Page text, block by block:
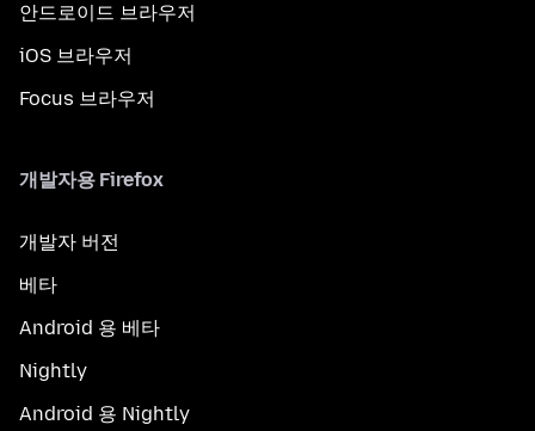
안드로이드 브라우저
iOS 브라우저
Focus 브라우저
개발자용 Firefox
개발자 버전
베타
Android 용 베타
Nightly
Android 용 Nightly